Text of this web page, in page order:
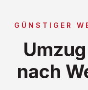
GÜNSTIGER
nach